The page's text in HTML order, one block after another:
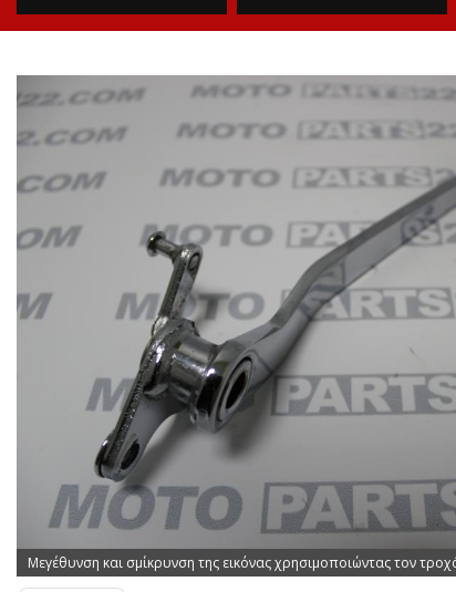
Μεγέθυνση και σμίκρυνση της εικόνας χρησιμοποιώντας τον